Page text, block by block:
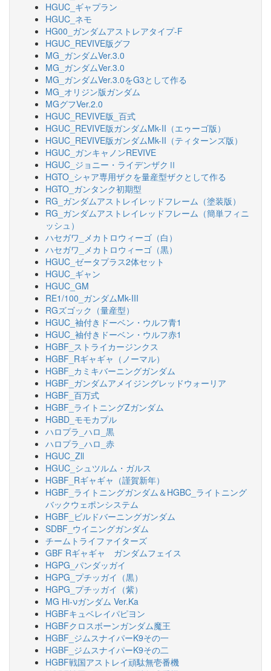
HGUC_ギャプラン
HGUC_ネモ
HG00_ガンダムアストレアタイプ-F
HGUC_REVIVE版グフ
MG_ガンダムVer.3.0
MG_ガンダムVer.3.0
MG_ガンダムVer.3.0をG3として作る
MG_オリジン版ガンダム
MGグフVer.2.0
HGUC_REVIVE版_百式
HGUC_REVIVE版ガンダムMk-II（エゥーゴ版）
HGUC_REVIVE版ガンダムMk-II（ティターンズ版）
HGUC_ガンキャノンREVIVE
HGUC_ジョニー・ライデンザクⅡ
HGTO_シャア専用ザクを量産型ザクとして作る
HGTO_ガンタンク初期型
RG_ガンダムアストレイレッドフレーム（塗装版）
RG_ガンダムアストレイレッドフレーム（簡単フィニ
ッシュ）
ハセガワ_メカトロウィーゴ（白）
ハセガワ_メカトロウィーゴ（黒）
HGUC_ゼータプラス2体セット
HGUC_ギャン
HGUC_GM
RE1/100_ガンダムMk-III
RGズゴック（量産型）
HGUC_袖付きドーベン・ウルフ青1
HGUC_袖付きドーベン・ウルフ赤1
HGBF_ストライカージンクス
HGBF_Rギャギャ（ノーマル）
HGBF_カミキバーニングガンダム
HGBF_ガンダムアメイジングレッドウォーリア
HGBF_百万式
HGBF_ライトニングZガンダム
HGBD_モモカプル
ハロプラ_ハロ_黒
ハロプラ_ハロ_赤
HGUC_Zll
HGUC_シュツルム・ガルス
HGBF_Rギャギャ（謹賀新年）
HGBF_ライトニングガンダム＆HGBC_ライトニング
バックウェポンシステム
HGBF_ビルドバーニングガンダム
SDBF_ウイニングガンダム
チームトライファイターズ
GBF Rギャギャ ガンダムフェイス
HGPG_パンダッガイ
HGPG_プチッガイ（黒）
HGPG_プチッガイ（紫）
MG Hi-νガンダム Ver.Ka
HGBFキュベレイパピヨン
HGBFクロスボーンガンダム魔王
HGBF_ジムスナイパーK9その一
HGBF_ジムスナイパーK9その二
HGBF戦国アストレイ頑駄無壱番機